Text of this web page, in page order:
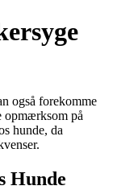
også forekomme
opmærksom på
hunde, da
Hunde